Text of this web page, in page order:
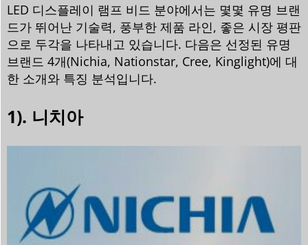
LED 디스플레이 램프 비드 분야에서는 몇몇 유명 브랜
드가 뛰어난 기술력, 풍부한 제품 라인, 좋은 시장 평판
으로 두각을 나타내고 있습니다. 다음은 선정된 유명
브랜드 4개(Nichia, Nationstar, Cree, Kinglight)에 대
한 소개와 특징 분석입니다.
1). 니치아